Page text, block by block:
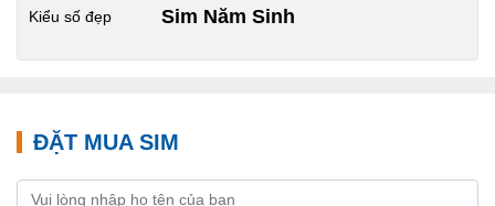
Kiểu số đẹp Sim Năm Sinh
ĐẶT MUA SIM